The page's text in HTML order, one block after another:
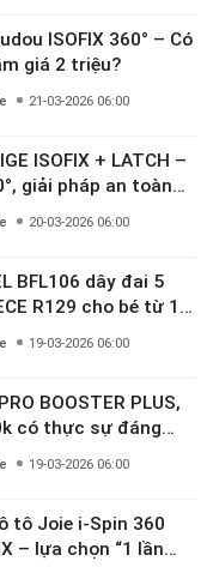
ISOFIX 360° – Có
giá 2 triệu?
21-03-2026 06:00
ISOFIX + LATCH –
giải pháp an toàn
tuổi
20-03-2026 06:00
BFL106 dây đai 5
R129 cho bé từ 1–
19-03-2026 06:00
BOOSTER PLUS,
có thực sự đáng
19-03-2026 06:00
tô Joie i-Spin 360
– lựa chọn “1 lần